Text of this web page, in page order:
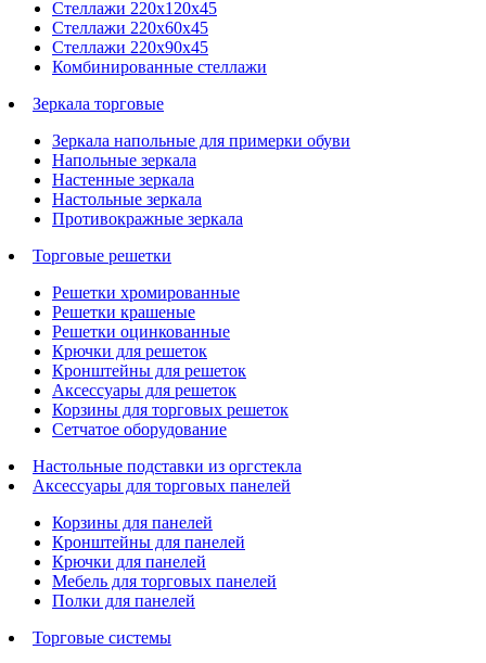
Стеллажи 220х120х45
Стеллажи 220х60х45
Стеллажи 220х90х45
Комбинированные стеллажи
Зеркала торговые
Зеркала напольные для примерки обуви
Напольные зеркала
Настенные зеркала
Настольные зеркала
Противокражные зеркала
Торговые решетки
Решетки хромированные
Решетки крашеные
Решетки оцинкованные
Крючки для решеток
Кронштейны для решеток
Аксессуары для решеток
Корзины для торговых решеток
Сетчатое оборудование
Настольные подставки из оргстекла
Аксессуары для торговых панелей
Корзины для панелей
Кронштейны для панелей
Крючки для панелей
Мебель для торговых панелей
Полки для панелей
Торговые системы